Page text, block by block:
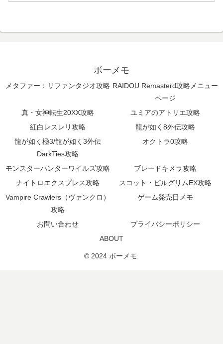
ボーメモ
メタファー：リファンタジオ攻略 RAIDOU Remasterd攻略メニュー
ページ
真・女神転生20XX攻略
ユミアのアトリエ攻略
紅白レスレリ攻略
龍が如く8外伝攻略
龍が如く極3/龍が如く3外伝
DarkTies攻略
オクトラ0攻略
モンスターハンターワイルズ攻略
ブレードキメラ攻略
ナイトロエクスプレス攻略
スコット・ピルグリムEX攻略
Vampire Crawlers（ヴァンクロ）
攻略
ゲーム発売日メモ
お問い合わせ
プライバシーポリシー
ABOUT
© 2024 ボーメモ.